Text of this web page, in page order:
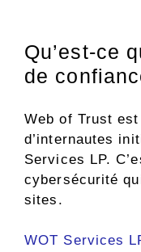
Qu’est-ce
de
Web of Trust
d’internautes
Services LP.
cybersécurité
sites.
WOT Services